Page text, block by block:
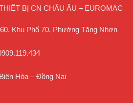
BỊ CN CHÂU ÂU – EUROMAC
Khu Phố 70, Phường Tăng Nhơn
Hòa – Đồng Nai